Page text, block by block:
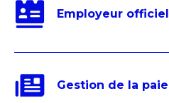
Employeur officiel
Gestion de la paie